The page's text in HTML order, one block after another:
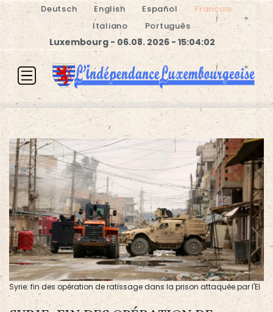
Deutsch English Español
Français
Italiano
Português
Luxembourg - 06.08. 2026 - 15:04:03
Syrie: fin des opération de ratissage dans la prison attaquée par l'EI